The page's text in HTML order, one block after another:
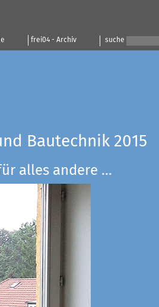
frei04 - Archiv suche
Bautechnik 2015
alles andere ...